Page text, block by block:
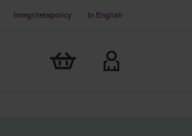
Integritetspolicy In English
Visa min varukorg